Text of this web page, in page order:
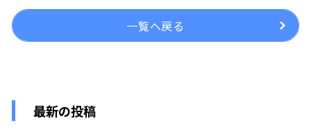
一覧へ戻る
最新の投稿